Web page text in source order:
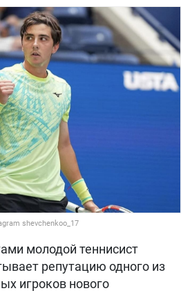
shevchenkoo_17
молодой теннисист
репутацию одного из
игроков нового